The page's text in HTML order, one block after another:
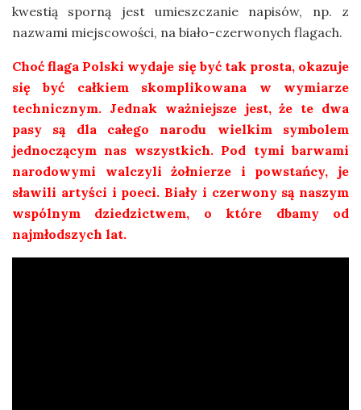
kwestią sporną jest umieszczanie napisów, np. z
nazwami miejscowości, na biało-czerwonych flagach.
Choć flaga Polski wydaje się być tak prosta, okazuje
się być całkiem skomplikowana w wymiarze
technicznym. Jednak ważniejsze jest, że te dwa
pasy są dla całego narodu wielkim symbolem
jednoczącym nas wszystkich. Pod tymi barwami
narodowymi walczyli żołnierze i powstańcy, je
sławili artyści i poeci. Biały i czerwony są naszym
wspólnym dziedzictwem, o które dbamy od
najmłodszych lat.